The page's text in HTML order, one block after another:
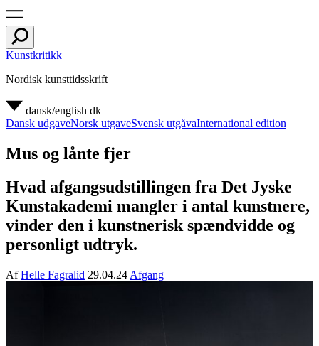
Kunstkritikk
Nordisk kunsttidsskrift
dansk/english dk
Dansk udgaveNorsk utgaveSvensk utgåvaInternational edition
Mus og lånte fjer
Hvad afgangsudstillingen fra Det Jyske
Kunstakademi mangler i antal kunstnere,
vinder den i kunstnerisk spændvidde og
personligt udtryk.
AfHelle Fagralid 29.04.24 Afgang